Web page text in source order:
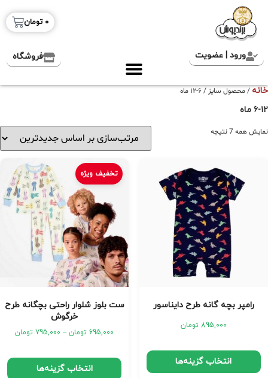
0 تومان
ورود | عضویت فروشگاه
خانه / محصول سایز / ۶-۱۲ ماه
۶-۱۲ ماه
نمایش همه 7 نتیجه
رامپر بچه گانه طرح دایناسور
895,000 تومان
انتخاب گزینه‌ها
تخفیف ویژه
ست بلوز شلوار راحتی بچگانه طرح
خرگوش
695,000 تومان –
795,000 تومان
انتخاب گزینه‌ها